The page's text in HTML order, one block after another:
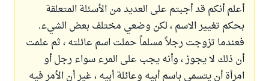
أعلم أنكم قد أجبتم على العديد من الأسئلة المتعلقة
بحكم تغيير الاسم ، لكن وضعي مختلف بعض الشيء.
فعندما تزوجت رجلاً مسلماً حملت اسم عائلته ، ثم علمت
أن ذلك لا يجوز ، وأنه يجب على المرء سواء رجل أو
امرأة أن يتسمى باسم أبيه وعائلة أبيه ، غير أن الأمر فيه